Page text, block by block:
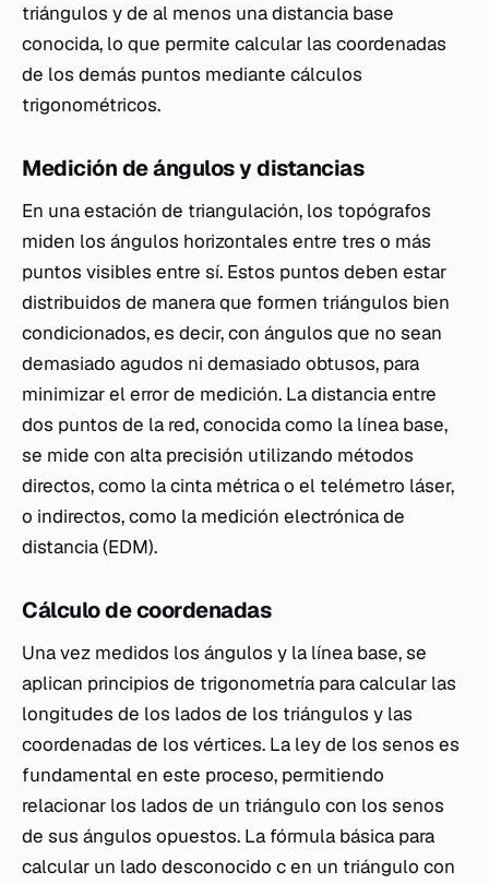
triángulos y de al menos una distancia base
conocida, lo que permite calcular las coordenadas
de los demás puntos mediante cálculos
trigonométricos.
Medición de ángulos y distancias
En una estación de triangulación, los topógrafos
miden los ángulos horizontales entre tres o más
puntos visibles entre sí. Estos puntos deben estar
distribuidos de manera que formen triángulos bien
condicionados, es decir, con ángulos que no sean
demasiado agudos ni demasiado obtusos, para
minimizar el error de medición. La distancia entre
dos puntos de la red, conocida como la línea base,
se mide con alta precisión utilizando métodos
directos, como la cinta métrica o el telémetro láser,
o indirectos, como la medición electrónica de
distancia (EDM).
Cálculo de coordenadas
Una vez medidos los ángulos y la línea base, se
aplican principios de trigonometría para calcular las
longitudes de los lados de los triángulos y las
coordenadas de los vértices. La ley de los senos es
fundamental en este proceso, permitiendo
relacionar los lados de un triángulo con los senos
de sus ángulos opuestos. La fórmula básica para
calcular un lado desconocido c en un triángulo con